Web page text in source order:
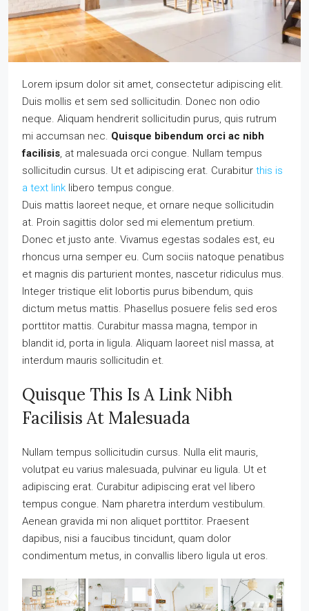
Lorem ipsum dolor sit amet, consectetur adipiscing elit.
Duis mollis et sem sed sollicitudin. Donec non odio
neque. Aliquam hendrerit sollicitudin purus, quis rutrum
mi accumsan nec. Quisque bibendum orci ac nibh
facilisis, at malesuada orci congue. Nullam tempus
sollicitudin cursus. Ut et adipiscing erat. Curabitur this is
a text link libero tempus congue.
Duis mattis laoreet neque, et ornare neque sollicitudin
at. Proin sagittis dolor sed mi elementum pretium.
Donec et justo ante. Vivamus egestas sodales est, eu
rhoncus urna semper eu. Cum sociis natoque penatibus
et magnis dis parturient montes, nascetur ridiculus mus.
Integer tristique elit lobortis purus bibendum, quis
dictum metus mattis. Phasellus posuere felis sed eros
porttitor mattis. Curabitur massa magna, tempor in
blandit id, porta in ligula. Aliquam laoreet nisl massa, at
interdum mauris sollicitudin et.
Quisque This Is A Link Nibh
Facilisis At Malesuada
Nullam tempus sollicitudin cursus. Nulla elit mauris,
volutpat eu varius malesuada, pulvinar eu ligula. Ut et
adipiscing erat. Curabitur adipiscing erat vel libero
tempus congue. Nam pharetra interdum vestibulum.
Aenean gravida mi non aliquet porttitor. Praesent
dapibus, nisi a faucibus tincidunt, quam dolor
condimentum metus, in convallis libero ligula ut eros.